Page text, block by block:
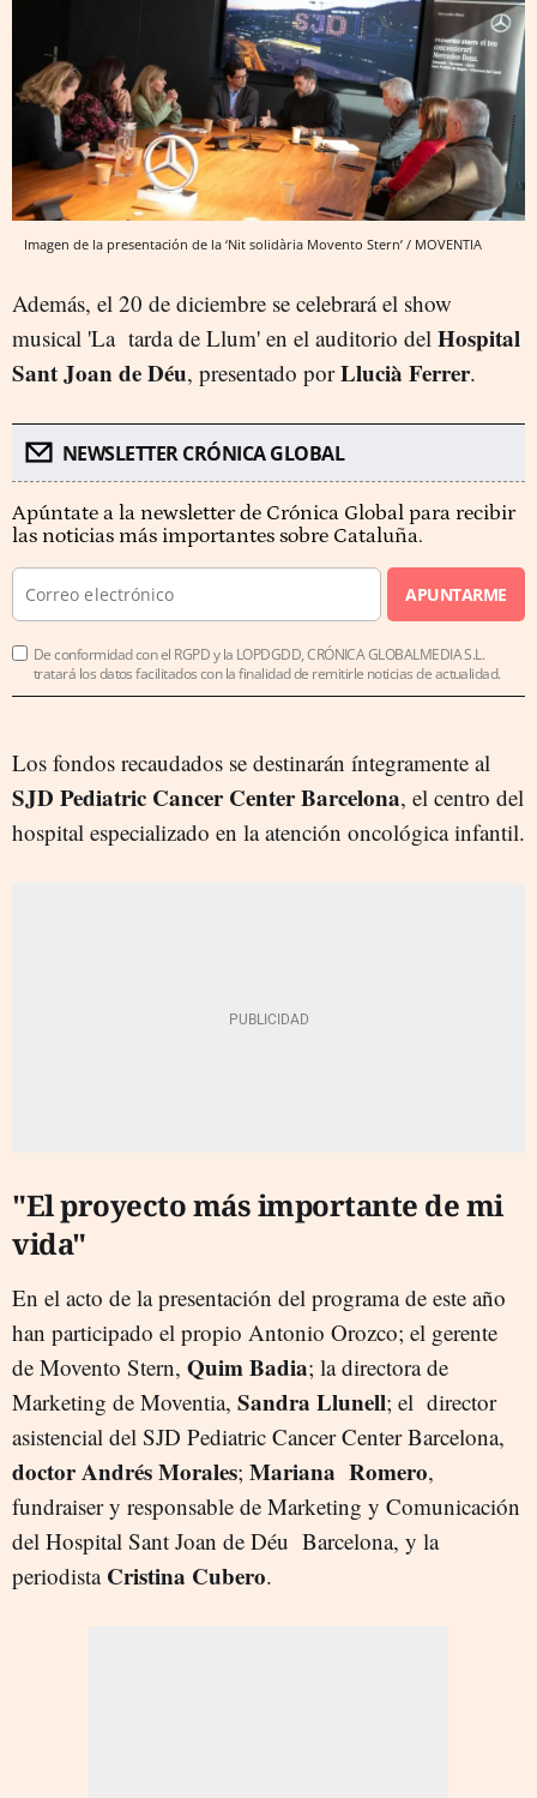
Imagen de la presentación de la ‘Nit solidària Movento Stern’ / MOVENTIA
Además, el 20 de diciembre se celebrará el show
musical 'La tarda de Llum' en el auditorio del Hospital
Sant Joan de Déu, presentado porLlucià Ferrer.
NEWSLETTER CRÓNICA GLOBAL
Apúntate a la newsletter de Crónica Global para recibir
las noticias más importantes sobre Cataluña.
APUNTARME
De conformidad con el RGPD y la LOPDGDD, CRÓNICA GLOBALMEDIA S.L.
tratará los datos facilitados con la finalidad de remitirle noticias de actualidad.
Los fondos recaudados se destinarán íntegramente al
SJD Pediatric Cancer Center Barcelona, el centro del
hospital especializado en la atención oncológica infantil.
"El proyecto más importante de mi
vida"
En el acto de la presentación del programa de este año
han participado el propio Antonio Orozco; el gerente
de Movento Stern, Quim Badia; la directora de
Marketing de Moventia, Sandra Llunell; el director
asistencial del SJD Pediatric Cancer Center Barcelona,
doctor Andrés Morales; Mariana Romero,
fundraiser y responsable de Marketing y Comunicación
del Hospital Sant Joan de Déu Barcelona, y la
periodista Cristina Cubero.